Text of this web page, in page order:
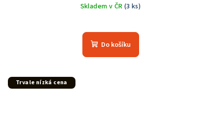
Skladem v ČR (3 ks)
hodnocení
produktu
Do košíku
Trvale nízká cena